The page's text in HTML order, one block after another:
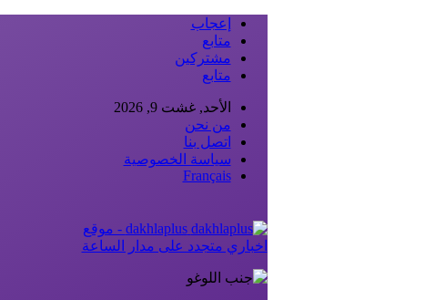
إعجاب
متابع
مشتركين
متابع
الأحد, غشت 9, 2026
من نحن
اتصل بنا
سياسة الخصوصية
Français
dakhlaplus - موقع
اخباري متجدد على مدار الساعة